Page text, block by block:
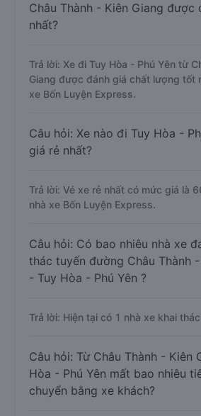
Châu Thành - Kiên Giang được
nhất?
Trả lời: Xe đi Tuy Hòa - Phú Yên từ
Giang được đánh giá chất lượng tốt
xe Bốn Luyện Express.
Câu hỏi: Xe nào đi Tuy Hòa -
giá rẻ nhất?
Trả lời: Vé xe rẻ nhất có mức giá là
nhà xe Bốn Luyện Express.
Câu hỏi: Có bao nhiêu nhà xe
thác tuyến đường Châu Thành
- Tuy Hòa - Phú Yên ?
Trả lời: Hiện tại có 1 nhà xe khai
Câu hỏi: Từ Châu Thành - Kiên
Hòa - Phú Yên mất bao nhiêu
chuyển bằng xe khách?